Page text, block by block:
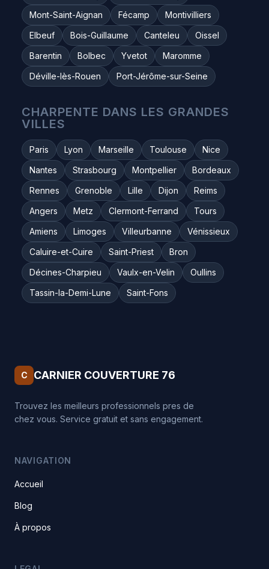
Mont-Saint-Aignan
Fécamp
Montivilliers
Elbeuf
Bois-Guillaume Canteleu
Oissel
Barentin
Bolbec Yvetot
Maromme
Déville-lès-Rouen
Port-Jérôme-sur-Seine
CHARPENTE DANS LES GRANDES
VILLES
Paris Lyon Marseille Toulouse
Nice
Nantes
Strasbourg Montpellier
Bordeaux
Rennes
Grenoble Lille Dijon
Reims
Angers
Metz Clermont-Ferrand
Tours
Amiens
Limoges Villeurbanne
Vénissieux
Caluire-et-Cuire
Saint-Priest
Bron
Décines-Charpieu
Vaulx-en-Velin
Oullins
Tassin-la-Demi-Lune
Saint-Fons
C CARNIER COUVERTURE 76
Trouvez les meilleurs professionnels pres de
chez vous. Service gratuit et sans engagement.
NAVIGATION
Accueil
Blog
À propos